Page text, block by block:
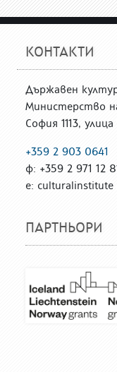
КОНТАКТИ
Държавен
Министерство
София 1113,
+359 2 903 0641
ф: +359 2 971 12
е: culturalinstitute
ПАРТНЬОРИ